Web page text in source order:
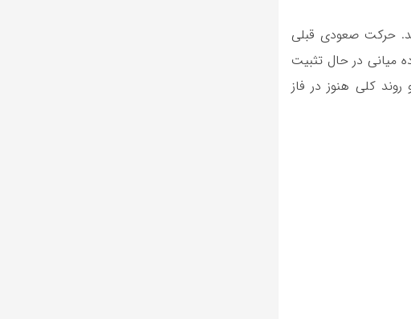
حرکت صعودی قبلی
میانی در حال تثبیت
کلی هنوز در فاز